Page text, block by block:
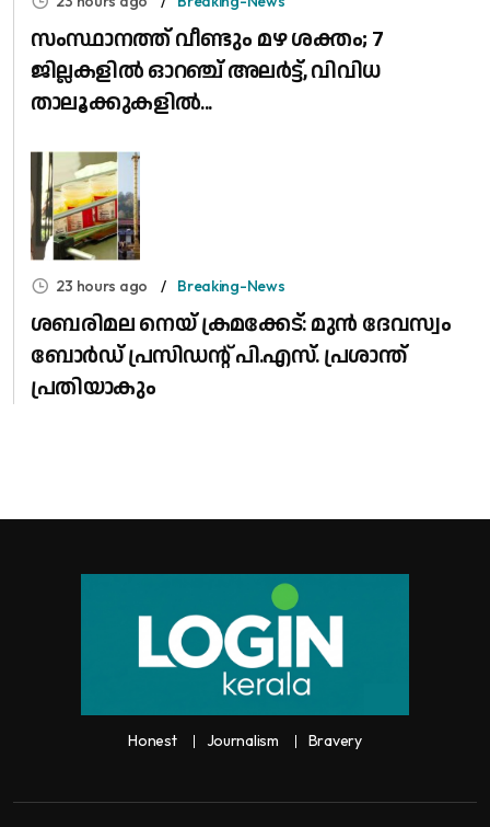
സംസ്ഥാനത്ത് വീണ്ടും മഴ ശക്തം; 7
ജില്ലകളിൽ ഓറഞ്ച് അലർട്ട്, വിവിധ
താലൂക്കുകളിൽ...
23 hours ago Breaking-News
ശബരിമല നെയ് ക്രമക്കേട്: മുൻ ദേവസ്വം
ബോർഡ് പ്രസിഡന്റ് പി.എസ്. പ്രശാന്ത്
പ്രതിയാകും
Honest Journalism Bravery